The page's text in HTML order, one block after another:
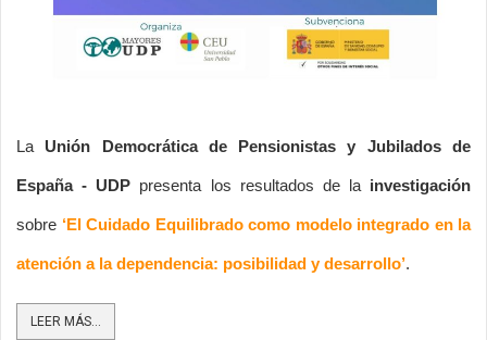
La Unión Democrática de Pensionistas y Jubilados de
España - UDP presenta los resultados de la
sobre ‘El Cuidado Equilibrado como modelo integrado en la
atención a la dependencia: posibilidad y desarrollo’.
LEER MÁS...